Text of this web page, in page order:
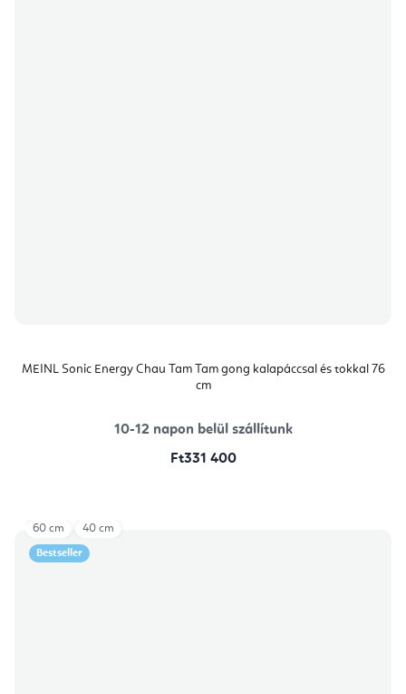
MEINL Sonic Energy Chau Tam Tam gong kalapáccsal és tokkal 76
cm
10-12 napon belül szállítunk
Ft331 400
Bestseller
60 cm 40 cm